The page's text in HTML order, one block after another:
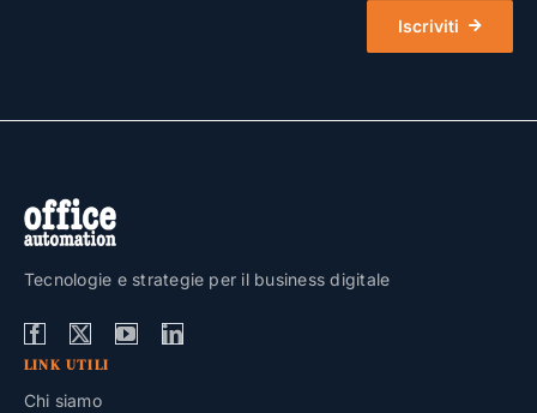
Iscriviti
Tecnologie e strategie per il business digitale
LINK UTILI
Chi siamo